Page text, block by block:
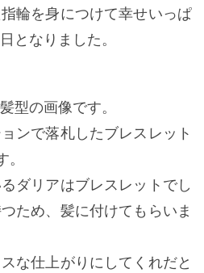
輪を身につけて幸せいっぱ
となりました。
型の画像です。
ンで落札したブレスレット
ダリアはブレスレットでし
ため、髪に付けてもらいま
な仕上がりにしてくれだと